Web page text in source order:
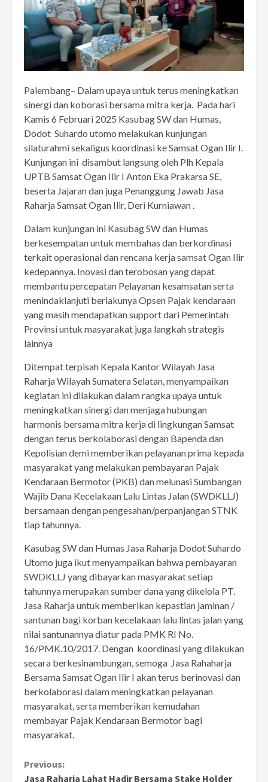
Palembang– Dalam upaya untuk terus meningkatkan
sinergi dan koborasi bersama mitra kerja. Pada hari
Kamis 6 Februari 2025 Kasubag SW dan Humas,
Dodot Suhardo utomo melakukan kunjungan
silaturahmi sekaligus koordinasi ke Samsat Ogan Ilir I.
Kunjungan ini disambut langsung oleh Plh Kepala
UPTB Samsat Ogan Ilir I Anton Eka Prakarsa SE,
beserta Jajaran dan juga Penanggung Jawab Jasa
Raharja Samsat Ogan Ilir, Deri Kurniawan .
Dalam kunjungan ini Kasubag SW dan Humas
berkesempatan untuk membahas dan berkordinasi
terkait operasional dan rencana kerja samsat Ogan Ilir
kedepannya. Inovasi dan terobosan yang dapat
membantu percepatan Pelayanan kesamsatan serta
menindaklanjuti berlakunya Opsen Pajak kendaraan
yang masih mendapatkan support dari Pemerintah
Provinsi untuk masyarakat juga langkah strategis
lainnya
Ditempat terpisah Kepala Kantor Wilayah Jasa
Raharja Wilayah Sumatera Selatan, menyampaikan
kegiatan ini dilakukan dalam rangka upaya untuk
meningkatkan sinergi dan menjaga hubungan
harmonis bersama mitra kerja di lingkungan Samsat
dengan terus berkolaborasi dengan Bapenda dan
Kepolisian demi memberikan pelayanan prima kepada
masyarakat yang melakukan pembayaran Pajak
Kendaraan Bermotor (PKB) dan melunasi Sumbangan
Wajib Dana Kecelakaan Lalu Lintas Jalan (SWDKLLJ)
bersamaan dengan pengesahan/perpanjangan STNK
tiap tahunnya.
Kasubag SW dan Humas Jasa Raharja Dodot Suhardo
Utomo juga ikut menyampaikan bahwa pembayaran
SWDKLLJ yang dibayarkan masyarakat setiap
tahunnya merupakan sumber dana yang dikelola PT.
Jasa Raharja untuk memberikan kepastian jaminan /
santunan bagi korban kecelakaan lalu lintas jalan yang
nilai santunannya diatur pada PMK RI No.
16/PMK.10/2017. Dengan koordinasi yang dilakukan
secara berkesinambungan, semoga Jasa Rahaharja
Bersama Samsat Ogan Ilir I akan terus berinovasi dan
berkolaborasi dalam meningkatkan pelayanan
masyarakat, serta memberikan kemudahan
membayar Pajak Kendaraan Bermotor bagi
masyarakat.
Continue
Previous:
Jasa Raharja Lahat Hadir Bersama Stake Holder